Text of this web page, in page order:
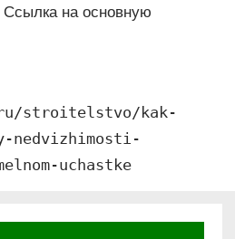
Ссылка на основную
stroitelstvo/kak-
nedvizhimosti-
uchastke